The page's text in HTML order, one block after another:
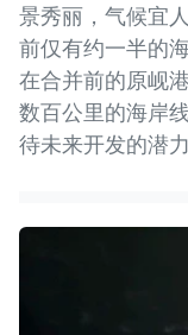
景秀丽，气候宜
前仅有约一半的
在合并前的原岘
数百公里的海岸
待未来开发的潜力